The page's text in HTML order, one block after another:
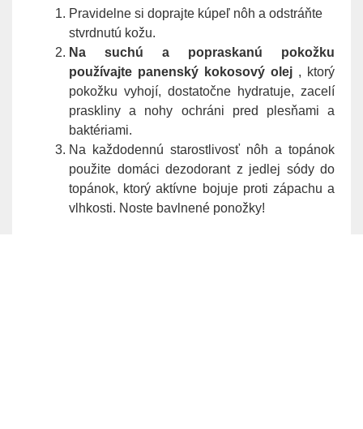
Pravidelne si doprajte kúpeľ nôh a odstráňte
stvrdnutú kožu.
Na suchú a popraskanú pokožku
používajte panenský kokosový olej , ktorý
pokožku vyhojí, dostatočne hydratuje, zacelí
praskliny a nohy ochráni pred plesňami a
baktériami.
Na každodennú starostlivosť nôh a topánok
použite domáci dezodorant z jedlej sódy do
topánok, ktorý aktívne bojuje proti zápachu a
vlhkosti. Noste bavlnené ponožky!